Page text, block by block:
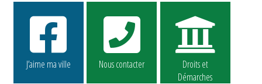
J’aime ma ville Nous contacter
Droits et
Démarches